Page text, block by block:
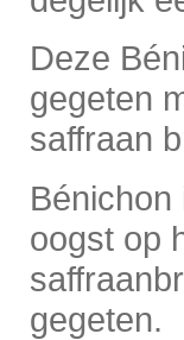
Deze
gegeten
saffraan
oogst op
gegeten.